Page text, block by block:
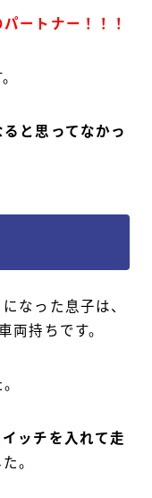
ートナー！！！
と思ってなかっ
なった息子は、
両持ちです。
イッチを入れて走
。